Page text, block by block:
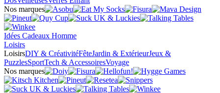
Nos marques
Idées Cadeaux Homme
Loisirs
LoisirsDIY & CréativitéFêteJardin & ExtérieurJeux &
PuzzlesSportTech & AccessoiresVoyage
Nos marques